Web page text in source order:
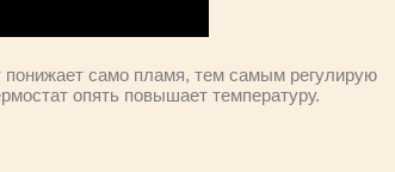
понижает само пламя, тем самым регулирую
опять повышает температуру.